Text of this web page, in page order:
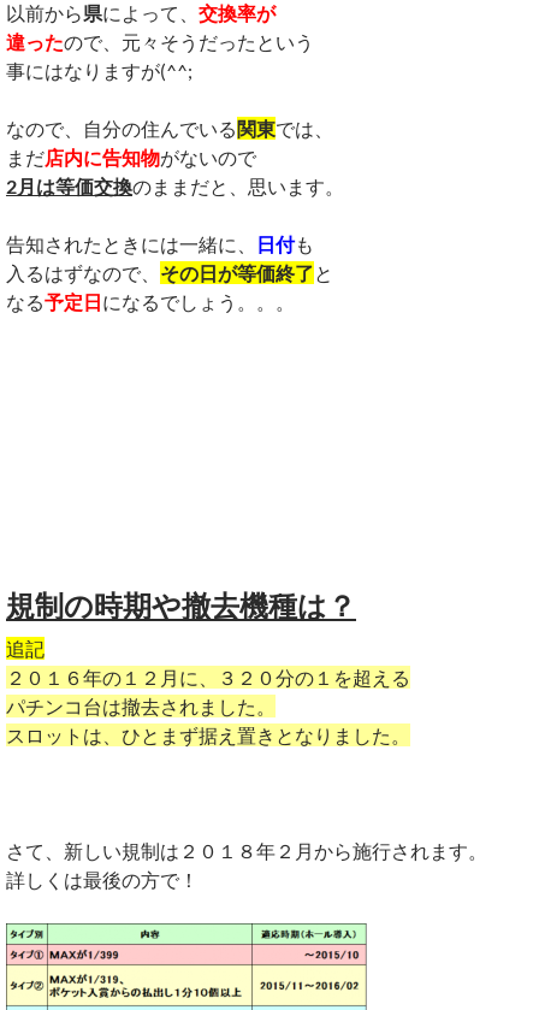
以前から県によって、 交換率が
違ったので、元々そうだったという
事にはなりますが(^^;
なので、自分の住んでいる関東では、
まだ店内に告知物がないので
2月は等価交換のままだと、思います。
告知されたときには一緒に、 日付も
入るはずなので、 その日が等価終了と
なる予定日になるでしょう。。。
規制の時期や撤去機種は？
追記
２０１６年の１２月に、３２０分の１を超える
パチンコ台は撤去されました。
スロットは、ひとまず据え置きとなりました。
さて、新しい規制は２０１８年２月から施行されます。
詳しくは最後の方で！